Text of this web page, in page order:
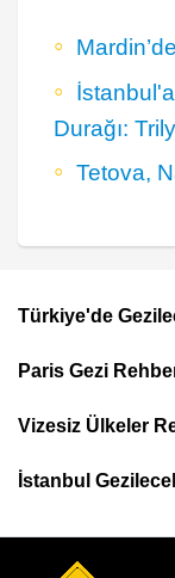
Durağı:
Tetova,
Top
Menu
Türkiye'de
Paris Gezi
Vizesiz Ülkeler
İstanbul